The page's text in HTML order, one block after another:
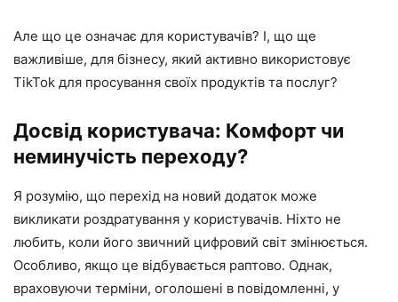
Але що це означає для користувачів? І, що ще
важливіше, для бізнесу, який активно використовує
TikTok для просування своїх продуктів та послуг?
Досвід користувача: Комфорт чи
неминучість переходу?
Я розумію, що перехід на новий додаток може
викликати роздратування у користувачів. Ніхто не
любить, коли його звичний цифровий світ змінюється.
Особливо, якщо це відбувається раптово. Однак,
враховуючи терміни, оголошені в повідомленні, у